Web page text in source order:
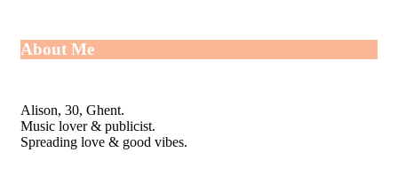
About Me
Alison, 30, Ghent.
Music lover & publicist.
Spreading love & good vibes.